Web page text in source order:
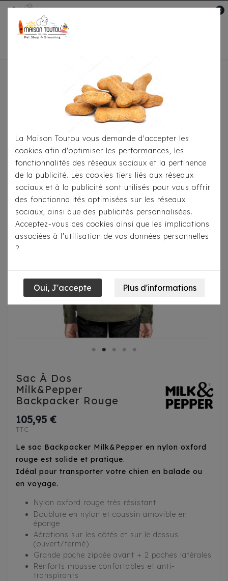
0
Pour Le Transport
Sac À Dos Milk&Pepper Backpacker
Rouge
Sac À Dos
Milk&Pepper
Backpacker Rouge
105,95 €
TTC
Le sac Backpacker Milk&Pepper en nylon oxford
rouge est solide et pratique.
Idéal pour transporter votre chien en balade ou
en voyage.
Nylon oxford rouge très résistant
Doublure en nylon et coussin amovible en
éponge
Aérations sur les côtés et sur le dessus
(ouvert/fermé)
Grande poche zippée avant + 2 poches latérales
Renforts mousse confortables et anti-
transpirants
La Maison Toutou vous demande d'accepter les
cookies afin d'optimiser les performances, les
fonctionnalités des réseaux sociaux et la pertinence
de la publicité. Les cookies tiers liés aux réseaux
sociaux et à la publicité sont utilisés pour vous offrir
des fonctionnalités optimisées sur les réseaux
sociaux, ainsi que des publicités personnalisées.
Acceptez-vous ces cookies ainsi que les implications
associées à l'utilisation de vos données personnelles
?